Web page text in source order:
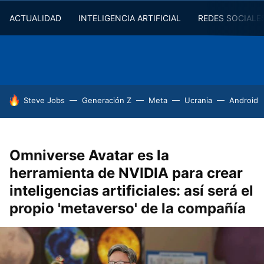
ACTUALIDAD INTELIGENCIA ARTIFICIAL REDES
HOY SE HABLA DE
Steve Jobs Generación Z Meta Ucrania Android
Omniverse Avatar es la
herramienta de NVIDIA para crear
inteligencias artificiales: así será el
propio 'metaverso' de la compañía